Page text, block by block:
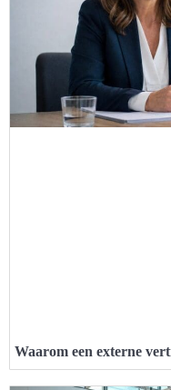
Waarom een externe